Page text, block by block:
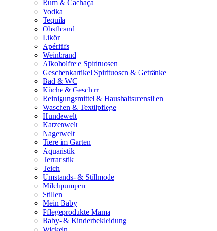
Rum & Cachaça
Vodka
Tequila
Obstbrand
Likör
Apéritifs
Weinbrand
Alkoholfreie Spirituosen
Geschenkartikel Spirituosen & Getränke
Bad & WC
Küche & Geschirr
Reinigungsmittel & Haushaltsutensilien
Waschen & Textilpflege
Hundewelt
Katzenwelt
Nagerwelt
Tiere im Garten
Aquaristik
Terraristik
Teich
Umstands- & Stillmode
Milchpumpen
Stillen
Mein Baby
Pflegeprodukte Mama
Baby- & Kinderbekleidung
Wickeln